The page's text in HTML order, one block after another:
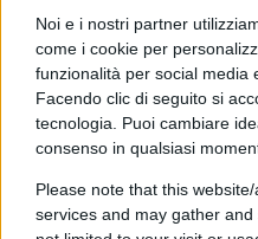
Noi e i nostri partner
come i cookie per
funzionalità per social media
Facendo clic di seguito si
tecnologia. Puoi cambiare
consenso in qualsiasi
Please note that this
services and may gather
Lei quella diretta non la
arrivata a una
semplicemente